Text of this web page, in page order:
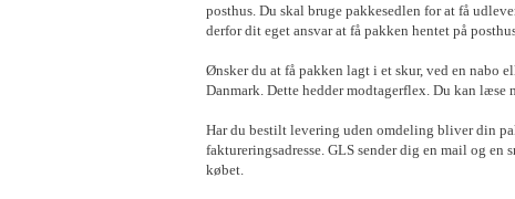
posthus. Du skal bruge pakkesedlen for at få
derfor dit eget ansvar at få pakken hentet på
Ønsker du at få pakken lagt i et skur, ved en nabo
Danmark. Dette hedder modtagerflex. Du kan læse
Har du bestilt levering uden omdeling bliver din
faktureringsadresse. GLS sender dig en mail og
købet.